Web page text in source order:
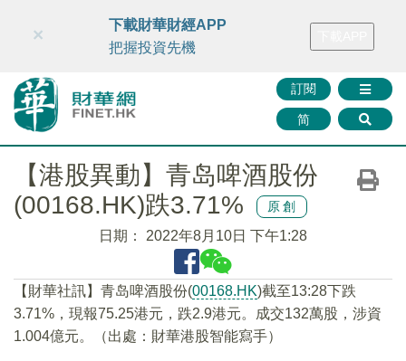
財華智庫網 FINTV FINMETA 財華證券 媒體矩陣
訂閱
简
×
下載財華財經APP
把握投資先機
【港股異動】青岛啤酒股份
(00168.HK)跌3.71%
原創
日期： 2022年8月10日 下午1:28
【財華社訊】青岛啤酒股份(00168.HK)截至13:28下跌
3.71%，現報75.25港元，跌2.9港元。成交132萬股，涉資
1.004億元。（出處：財華港股智能寫手）